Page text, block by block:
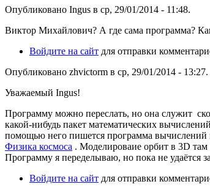
Опубликовано Ingus в ср, 29/01/2014 - 11:48.
Виктор Михайлович? А где сама программа?
Войдите на сайт для отправки
Опубликовано zhvictorm в ср, 29/01/2014 - 13:27.
Уважаемый Ingus!
Программу можно переслать, но она служит
какой-нибудь пакет математических
помощью него пишется программа вычислений
Физика космоса . Моделироваие орбит в 3D там
Программу я переделываю, но пока не удаётся
Войдите на сайт для отправки